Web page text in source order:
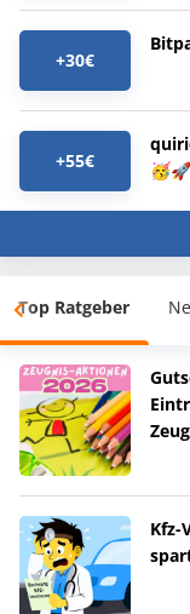
+30€
+55€
🥳🚀
Top Ratgeber
Kfz-